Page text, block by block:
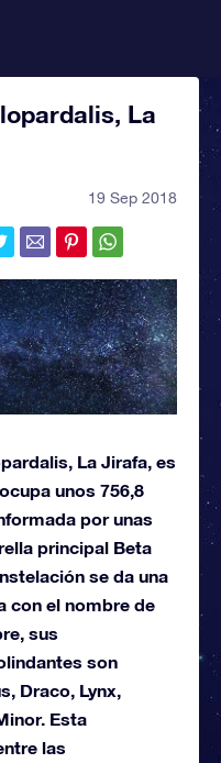
La
19 Sep 2018
La Jirafa, es
unos 756,8
por unas
principal Beta
se da una
con el nombre de
sus
son
Draco, Lynx,
Esta
las